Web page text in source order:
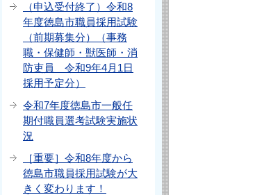
（申込受付終了）令和8
年度徳島市職員採用試験
（前期募集分）（事務
職・保健師・獣医師・消
防吏員 令和9年4月1日
採用予定分）
令和7年度徳島市一般任
期付職員選考試験実施状
況
［重要］令和8年度から
徳島市職員採用試験が大
きく変わります！